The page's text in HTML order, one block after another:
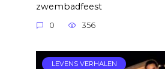
zwembadfeest
0 356
LEVENS VERHALEN